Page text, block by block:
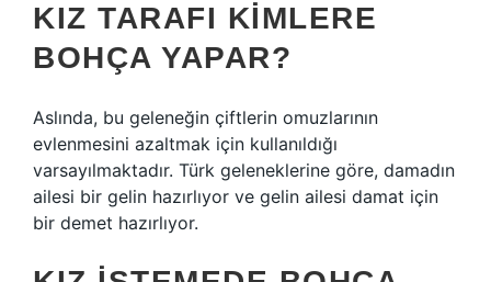
KIZ TARAFI KIMLERE
BOHÇA YAPAR?
Aslında, bu geleneğin çiftlerin omuzlarının
evlenmesini azaltmak için kullanıldığı
varsayılmaktadır. Türk geleneklerine göre, damadın
ailesi bir gelin hazırlıyor ve gelin ailesi damat için
bir demet hazırlıyor.